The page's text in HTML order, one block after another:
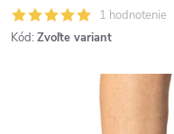
1 hodnotenie
Kód: Zvoľte variant